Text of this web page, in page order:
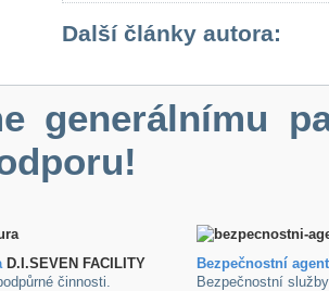
Další články autora:
generálnímu
D.I.SEVEN FACILITY
činnosti.
Bezpečnostní
Bezpečnostní